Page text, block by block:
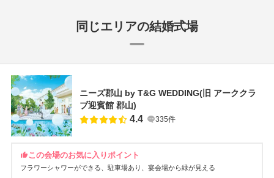
同じエリアの結婚式場
ニーズ郡山 by T&G WEDDING(旧 アーククラ
ブ迎賓館 郡山)
4.4 335件
この会場のお気に入りポイント
フラワーシャワーができる 駐車場あり 宴会場から緑が見える